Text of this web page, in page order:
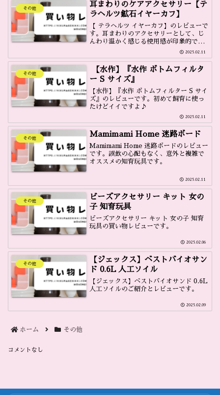
その他
耳まわりのケアアクセサリー【テ
ラヘルツ鉱石イヤーカフ】
【 テラヘルツ イヤーカフ】のレビューで
す。耳まわりのアクセサリーとして、じ
んわり温かく感じる使用感が印象的でし
た。じんわりと温かく感じ、耳まわりの
ケア目的で使用しています。
2025.02.11
その他
【水作】『水作 ボトムフィルタ
ー S サイズ』
【水作】『水作 ボトムフィルター S サイ
ズ』のレビューです。初めて飼育に使っ
たけどイイですよ♪
2025.02.11
その他 Mamimami Home 迷路ボード
Mamimami Home 迷路ボードのレビュー
です。誤飲の心配もなく、意外と複雑で
オススメの知育玩具です。
2025.02.11
その他
ビーズアクセサリー キット 女の
子 知育玩具
ビーズアクセサリー キット 女の子 知育
玩具の買い物レビューです。
2025.02.06
その他
【ジェックス】ベストバイオサン
ド 0.6L 人工ソイル
【ジェックス】ベストバイオサンド 0.6L
人工ソイルのご紹介とレビューです。
2025.02.09
ホーム その他
コメントなし